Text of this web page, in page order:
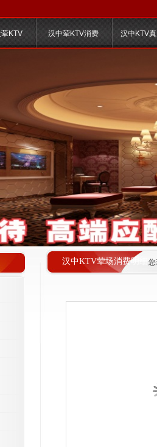
KTV 汉中荤KTV消费 汉中KTV
汉中KTV荤场消费明细